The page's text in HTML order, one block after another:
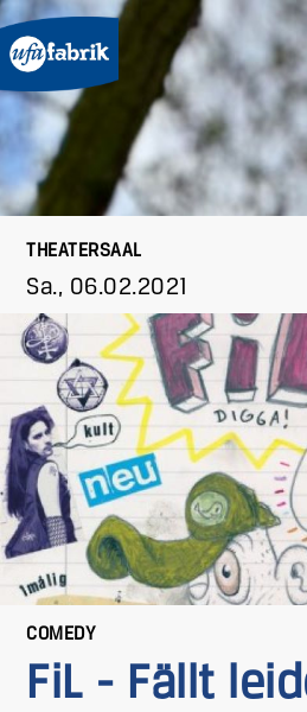
THEATERSAAL
Sa., 06.02.2021
COMEDY
FiL - Fällt